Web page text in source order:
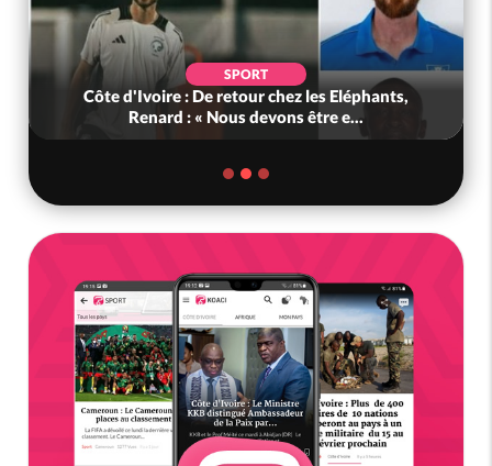
SPORT
Côte d'Ivoire : De retour chez les Eléphants,
Renard : « Nous devons être e...